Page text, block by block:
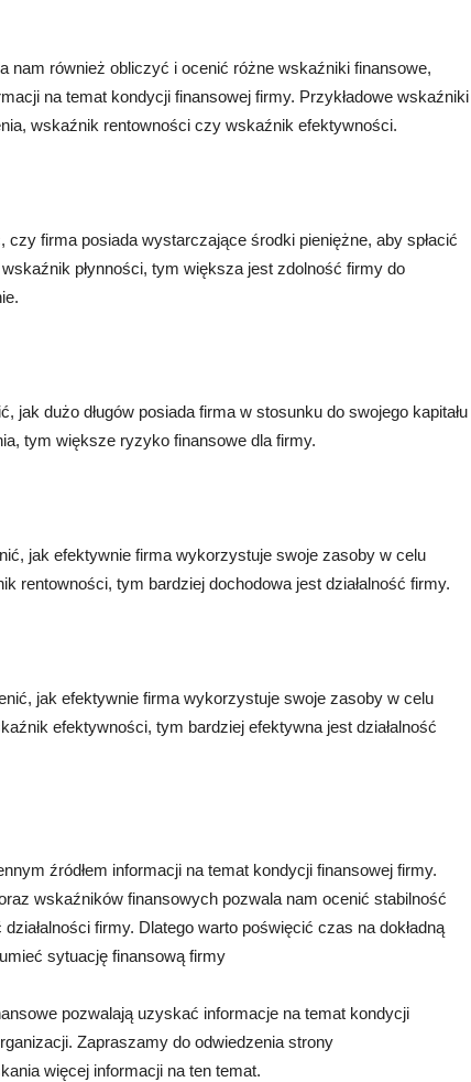
nam również obliczyć i ocenić różne wskaźniki finansowe,
na temat kondycji finansowej firmy. Przykładowe wskaźniki
wskaźnik rentowności czy wskaźnik efektywności.
czy firma posiada wystarczające środki pieniężne, aby spłacić
płynności, tym większa jest zdolność firmy do
jak dużo długów posiada firma w stosunku do swojego kapitału
tym większe ryzyko finansowe dla firmy.
jak efektywnie firma wykorzystuje swoje zasoby w celu
rentowności, tym bardziej dochodowa jest działalność firmy.
jak efektywnie firma wykorzystuje swoje zasoby w celu
efektywności, tym bardziej efektywna jest działalność
źródłem informacji na temat kondycji finansowej firmy.
wskaźników finansowych pozwala nam ocenić stabilność
firmy. Dlatego warto poświęcić czas na dokładną
sytuację finansową firmy
pozwalają uzyskać informacje na temat kondycji
Zapraszamy do odwiedzenia strony
więcej informacji na ten temat.